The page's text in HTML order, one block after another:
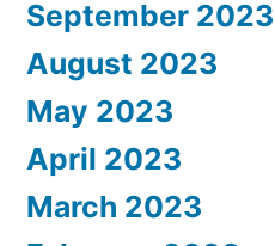
September 2023
August 2023
May 2023
April 2023
March 2023